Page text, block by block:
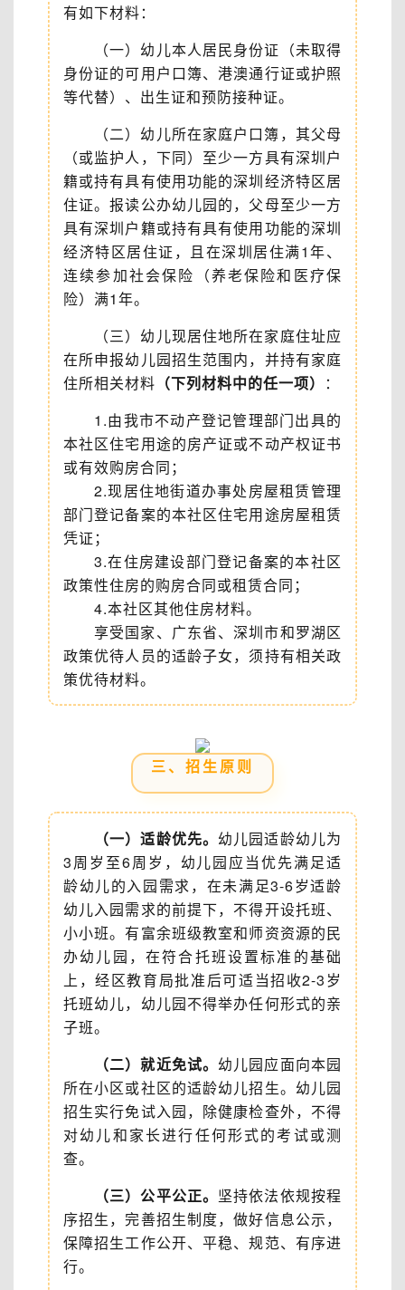
有如下材料：
（一）幼儿本人居民身份证（未取得
身份证的可用户口簿、港澳通行证或护照
等代替）、出生证和预防接种证。
（二）幼儿所在家庭户口簿，其父母
（或监护人，下同）至少一方具有深圳户
籍或持有具有使用功能的深圳经济特区居
住证。报读公办幼儿园的，父母至少一方
具有深圳户籍或持有具有使用功能的深圳
经济特区居住证，且在深圳居住满1年、
连续参加社会保险（养老保险和医疗保
险）满1年。
（三）幼儿现居住地所在家庭住址应
在所申报幼儿园招生范围内，并持有家庭
住所相关材料 （下列材料中的任一项）
：
1.由我市不动产登记管理部门出具的
本社区住宅用途的房产证或不动产权证书
或有效购房合同；
2.现居住地街道办事处房屋租赁管理
部门登记备案的本社区住宅用途房屋租赁
凭证；
3.在住房建设部门登记备案的本社区
政策性住房的购房合同或租赁合同；
4.本社区其他住房材料。
享受国家、广东省、深圳市和罗湖区
政策优待人员的适龄子女，须持有相关政
策优待材料。
三、招生原则
（一）适龄优先。 幼儿园适龄幼儿为
3周岁至6周岁，幼儿园应当优先满足适
龄幼儿的入园需求，在未满足3-6岁适龄
幼儿入园需求的前提下，不得开设托班、
小小班。有富余班级教室和师资资源的民
办幼儿园，在符合托班设置标准的基础
上，经区教育局批准后可适当招收2-3岁
托班幼儿，幼儿园不得举办任何形式的亲
子班。
（二）就近免试。 幼儿园应面向本园
所在小区或社区的适龄幼儿招生。幼儿园
招生实行免试入园，除健康检查外，不得
对幼儿和家长进行任何形式的考试或测
查。
（三）公平公正。 坚持依法依规按程
序招生，完善招生制度，做好信息公示，
保障招生工作公开、平稳、规范、有序进
行。